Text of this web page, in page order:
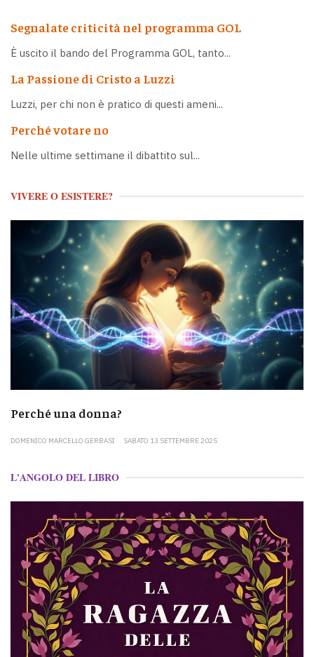
Segnalate criticità nel programma GOL
È uscito il bando del Programma GOL, tanto...
La Passione di Cristo a Luzzi
Luzzi, per chi non è pratico di questi ameni...
Perché votare no
Nelle ultime settimane il dibattito sul...
VIVERE O ESISTERE?
Perché una donna?
DOMENICO MARCELLO GERBASI SABATO 13 SETTEMBRE 2025
L'ANGOLO DEL LIBRO